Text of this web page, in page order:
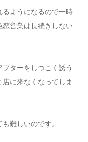
ようになるので一時
営業は長続きしない
ターをしつこく誘う
に来なくなってしま
難しいのです。